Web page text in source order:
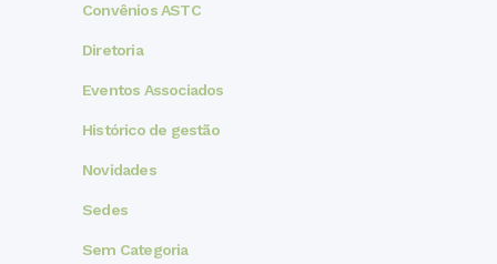
Convênios ASTC
Diretoria
Eventos Associados
Histórico de gestão
Novidades
Sedes
Sem Categoria